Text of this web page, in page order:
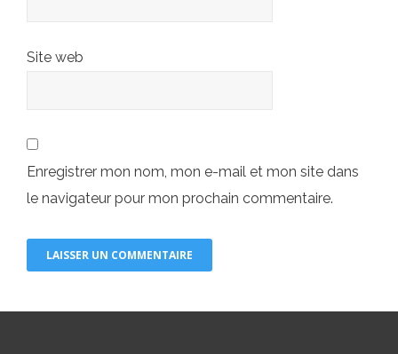
Site web
Enregistrer mon nom, mon e-mail et mon site dans
le navigateur pour mon prochain commentaire.